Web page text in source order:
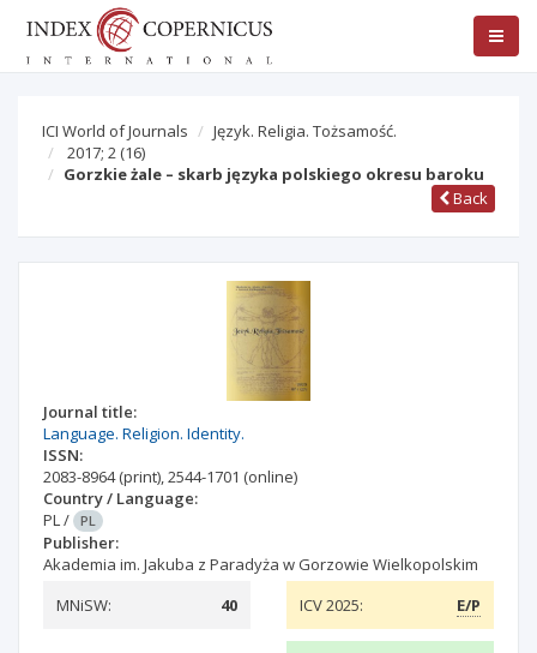
ICI World of Journals
Język. Religia. Tożsamość.
2017; 2 (16)
Gorzkie żale – skarb języka polskiego okresu baroku
Back
Journal title:
Language. Religion. Identity.
ISSN:
2083-8964(print),2544-1701 (online)
Country / Language:
PL/ PL
Publisher:
Akademia im. Jakuba z Paradyża w Gorzowie Wielkopolskim
MNiSW:
40 ICV 2025: E/P